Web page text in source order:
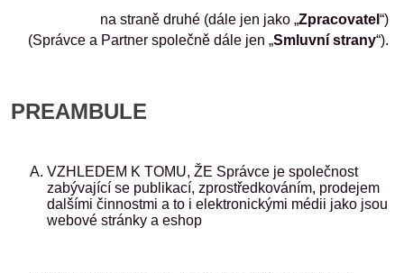
na straně druhé (dále jen jako „Zpracovatel “)
(Správce a Partner společně dále jen „Smluvní strany“).
PREAMBULE
VZHLEDEM K TOMU, ŽE Správce je společnost
zabývající se publikací, zprostředkováním, prodejem
dalšími činnostmi a to i elektronickými médii jako jsou
webové stránky a eshop